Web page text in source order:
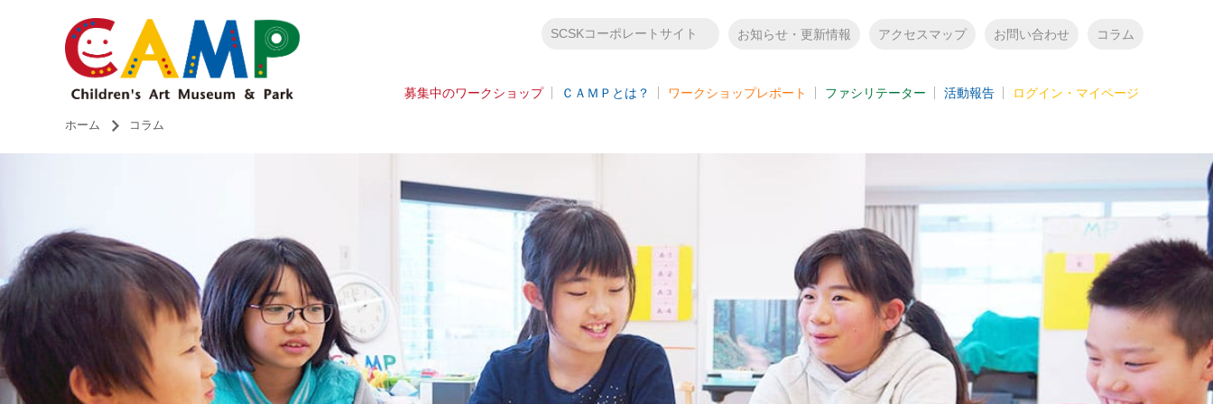
SCSKコーポレートサイト お知らせ・更新情報 アクセスマップ お問い合わせ コラム
募集中のワークショップ ＣＡＭＰとは？ ワークショップレポート ファシリテーター 活動報告 ログイン・マイページ
ホーム コラム